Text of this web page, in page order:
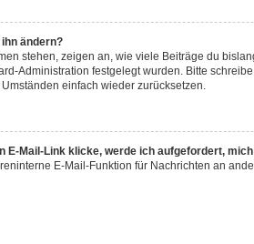
ändern?
stehen, zeigen an, wie viele Beiträge du
Administration festgelegt wurden. Bitte
einfach wieder zurücksetzen.
E-Mail-Link klicke, werde ich aufgefordert,
E-Mail-Funktion für Nachrichten an